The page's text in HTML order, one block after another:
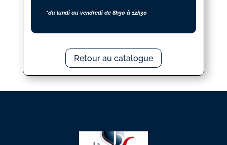
*du lundi au vendredi de 8h30 à 12h30
Retour au catalogue